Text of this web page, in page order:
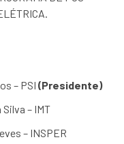
– PSI(Presidente)
Silva – IMT
– INSPER